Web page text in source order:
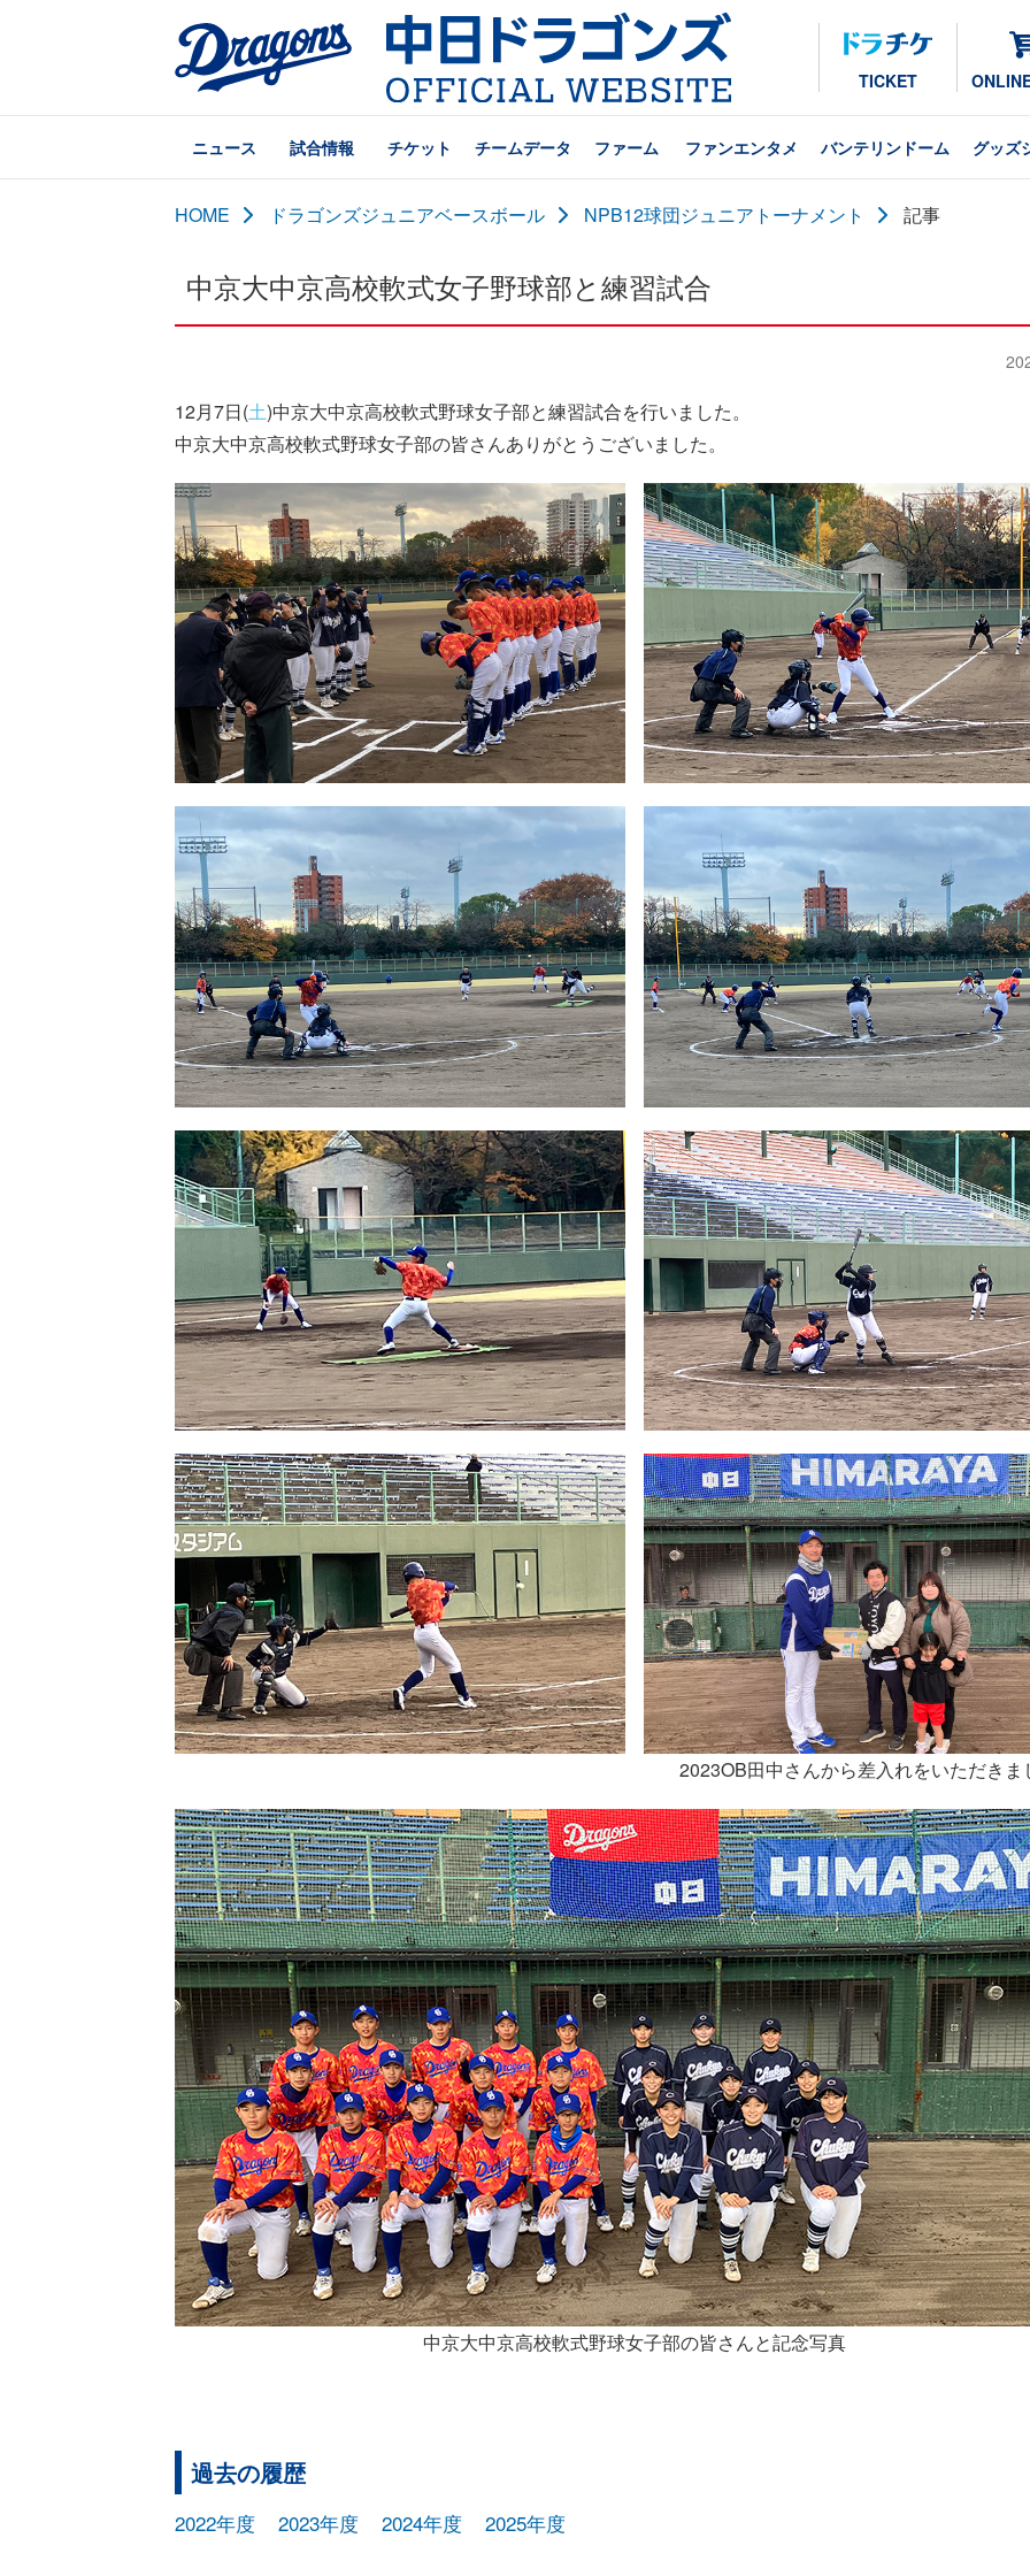
TICKET
ニュース 試合情報 チケット チームデータ ファーム ファンエンタメ バンテリンドーム グッズ
HOME ドラゴンズジュニアベースボール NPB12球団ジュニアトーナメント 記事
中京大中京高校軟式女子野球部と練習試合
12月7日(土)中京大中京高校軟式野球女子部と練習試合を行いました。
中京大中京高校軟式野球女子部の皆さんありがとうございました。
2023OB田中さんから差入れをいただきま
中京大中京高校軟式野球女子部の皆さんと記念写真
過去の履歴
2022年度 2023年度 2024年度 2025年度